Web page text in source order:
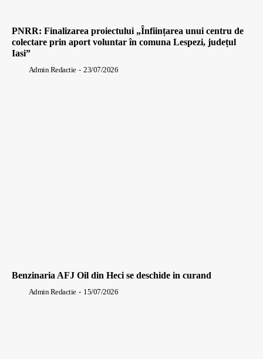
PNRR: Finalizarea proiectului „Înființarea unui centru de
colectare prin aport voluntar în comuna Lespezi, județul
Iasi”
Admin Redactie - 23/07/2026
Benzinaria AFJ Oil din Heci se deschide in curand
Admin Redactie - 15/07/2026